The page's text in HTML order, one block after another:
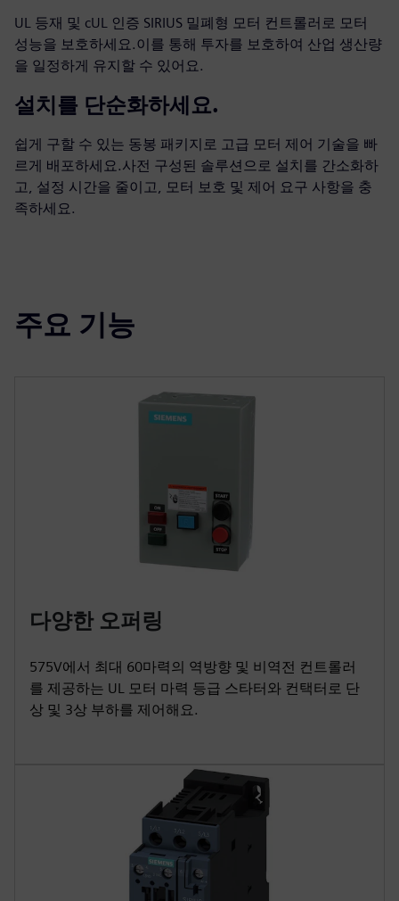
UL 등재 및 cUL 인증 SIRIUS 밀폐형 모터 컨트롤러로 모터
성능을 보호하세요.이를 통해 투자를 보호하여 산업 생산량
을 일정하게 유지할 수 있어요.
설치를 단순화하세요.
쉽게 구할 수 있는 동봉 패키지로 고급 모터 제어 기술을 빠
르게 배포하세요.사전 구성된 솔루션으로 설치를 간소화하
고, 설정 시간을 줄이고, 모터 보호 및 제어 요구 사항을 충
족하세요.
주요 기능
다양한 오퍼링
575V에서 최대 60마력의 역방향 및 비역전 컨트롤러
를 제공하는 UL 모터 마력 등급 스타터와 컨택터로 단
상 및 3상 부하를 제어해요.